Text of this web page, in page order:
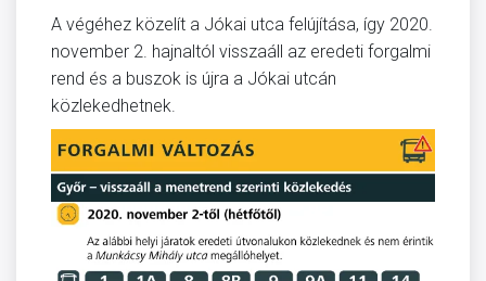
A végéhez közelít a Jókai utca felújítása, így 2020.
november 2. hajnaltól visszaáll az eredeti forgalmi
rend és a buszok is újra a Jókai utcán
közlekedhetnek.